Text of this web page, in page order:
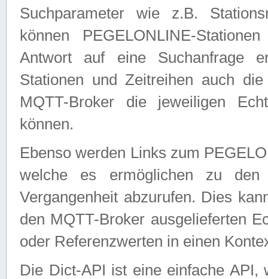
Suchparameter wie z.B.
können PEGELONLINE-
Antwort auf eine Suchanfrage
Stationen und Zeitreihen auch
MQTT-Broker die jeweiligen
können.
Ebenso werden Links zum
welche es ermöglichen zu den
Vergangenheit abzurufen. Dies
den MQTT-Broker ausgelieferten
oder Referenzwerten in einen
Die Dict-API ist eine einfache API,